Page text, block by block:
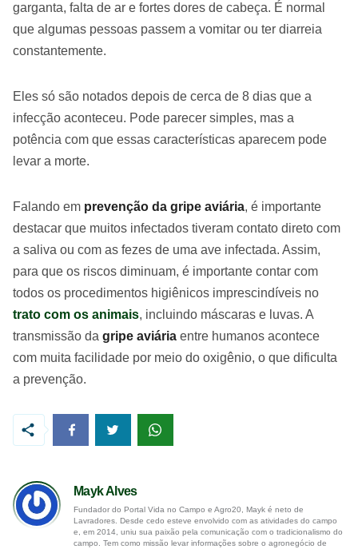
garganta, falta de ar e fortes dores de cabeça. É normal
que algumas pessoas passem a vomitar ou ter diarreia
constantemente.
Eles só são notados depois de cerca de 8 dias que a
infecção aconteceu. Pode parecer simples, mas a
potência com que essas características aparecem pode
levar a morte.
Falando em prevenção da gripe aviária, é importante
destacar que muitos infectados tiveram contato direto com
a saliva ou com as fezes de uma ave infectada. Assim,
para que os riscos diminuam, é importante contar com
todos os procedimentos higiênicos imprescindíveis no
trato com os animais, incluindo máscaras e luvas. A
transmissão da gripe aviária entre humanos acontece
com muita facilidade por meio do oxigênio, o que dificulta
a prevenção.
Mayk Alves
Fundador do Portal Vida no Campo e Agro20, Mayk é neto de
Lavradores. Desde cedo esteve envolvido com as atividades do campo
e, em 2014, uniu sua paixão pela comunicação com o tradicionalismo do
campo. Tem como missão levar informações sobre o agronegócio de